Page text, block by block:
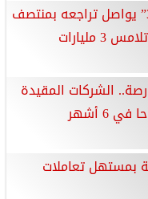
مؤشر ”إيجي إكس 30” يواصل تراجعه بمنتصف
مليارات
الشركات المقيدة
بمستهل تعاملات